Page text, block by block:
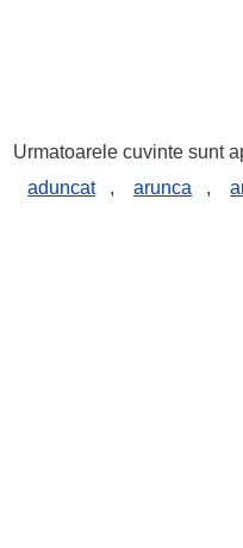
Urmatoarele cuvinte sunt
aduncat
, arunca ,